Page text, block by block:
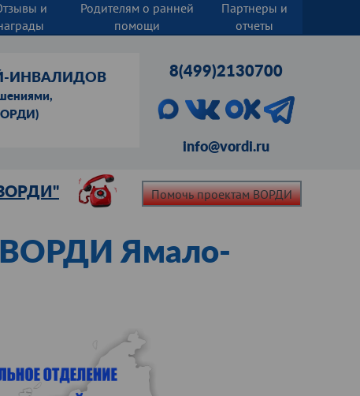
и
Родителям о ранней
помощи
Партнеры и
отчеты
ИНВАЛИДОВ
info@vordi.ru
8(499)2130700
ВОРДИ" Помочь проектам ВОРДИ
ВОРДИ Ямало-